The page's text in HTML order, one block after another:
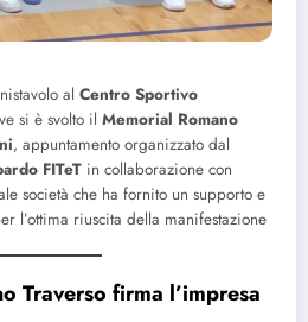
al Centro Sportivo
si è svolto il Memorial Romano
, appuntamento organizzato dal
FITeT in collaborazione con
società che ha fornito un supporto e
l’ottima riuscita della manifestazione
Traverso firma l’impresa